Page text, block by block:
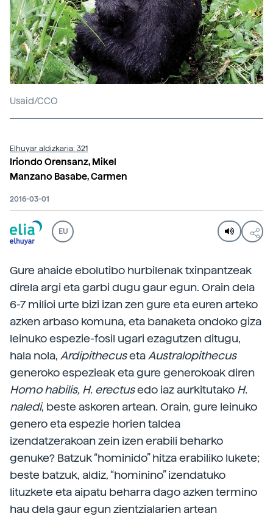
Usaid/CCO
Elhuyar aldizkaria: 321
Iriondo Orensanz, Mikel
Manzano Basabe, Carmen
2016-03-01
EU
Gure ahaide ebolutibo hurbilenak txinpantzeak
direla argi eta garbi dugu gaur egun. Orain dela
6-7 milioi urte bizi izan zen gure eta euren arteko
azken arbaso komuna, eta banaketa ondoko giza
leinuko espezie-fosil ugari ezagutzen ditugu,
hala nola, Ardipithecuseta Australopithecus
generoko espezieak eta gure generokoak diren
Homo habilis, H. erectusedo iaz aurkitutako H.
naledi, beste askoren artean. Orain, gure leinuko
genero eta espezie horien taldea
izendatzerakoan zein izen erabili beharko
genuke? Batzuk “hominido” hitza erabiliko lukete;
beste batzuk, aldiz, “hominino” izendatuko
lituzkete eta aipatu beharra dago azken termino
hau dela gaur egun zientzialarien artean